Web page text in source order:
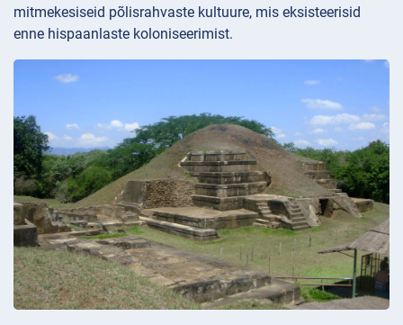
mitmekesiseid põlisrahvaste kultuure, mis eksisteerisid
enne hispaanlaste koloniseerimist.